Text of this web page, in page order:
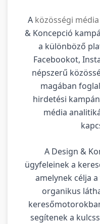
A közösségi
& Koncepció
a különböző
Facebookot,
népszerű
magában
hirdetési
média
A Design &
ügyfeleinek a
amelynek célja
organikus
segítenek a